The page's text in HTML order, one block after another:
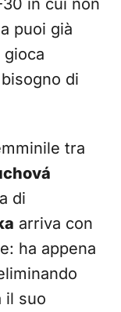
30 in cui non
puoi già
di
tra
di
arriva con
ha appena
il suo